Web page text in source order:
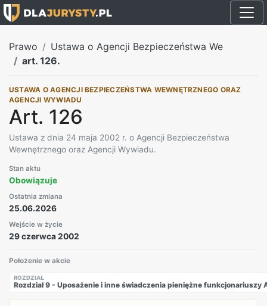
Prawo
Ustawa o Agencji Bezpieczeństwa We
art. 126.
USTAWA O AGENCJI BEZPIECZEŃSTWA WEWNĘTRZNEGO ORAZ
AGENCJI WYWIADU
Art. 126
Ustawa z dnia 24 maja 2002 r. o Agencji Bezpieczeństwa
Wewnętrznego oraz Agencji Wywiadu.
Stan aktu
Obowiązuje
Ostatnia zmiana
25.06.2026
Wejście w życie
29 czerwca 2002
Położenie w akcie
ROZDZIAŁ
Rozdział 9 - Uposażenie i inne świadczenia pieniężne